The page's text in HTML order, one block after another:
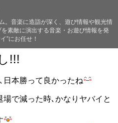
。音楽に造詣が深く、遊び情報や観光情
素敵に演出する音楽・お遊び情報を発
”にお任せ！
!!!
日本勝って良かったね
で減った時､かなりヤバイと